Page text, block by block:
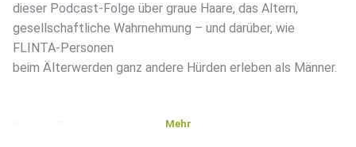
dieser Podcast-Folge über graue Haare, das Altern,
gesellschaftliche Wahrnehmung – und darüber, wie
FLINTA-Personen
beim Älterwerden ganz andere Hürden erleben als Männer.
Spoiler: Die beiden plädieren für mehr Selbstbewusstsein
Mehr